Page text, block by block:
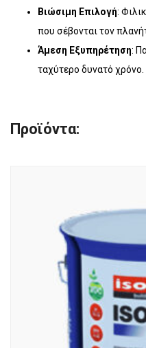
Βιώσιμη Επιλογή:
που σέβονται τον
Άμεση Εξυπηρέτηση:
ταχύτερο δυνατό χρόνο.
Προϊόντα: